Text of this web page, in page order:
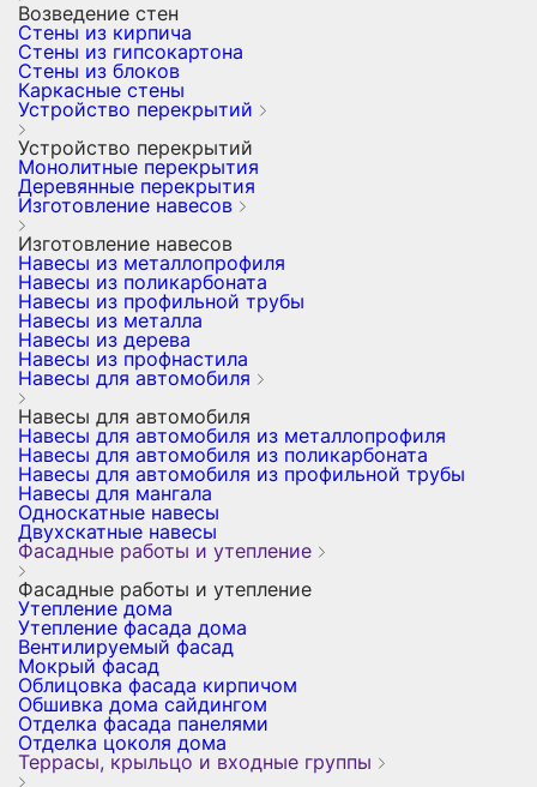
Возведение стен
Стены из кирпича
Стены из гипсокартона
Стены из блоков
Каркасные стены
Устройство перекрытий
Устройство перекрытий
Монолитные перекрытия
Деревянные перекрытия
Изготовление навесов
Изготовление навесов
Навесы из металлопрофиля
Навесы из поликарбоната
Навесы из профильной трубы
Навесы из металла
Навесы из дерева
Навесы из профнастила
Навесы для автомобиля
Навесы для автомобиля
Навесы для автомобиля из металлопрофиля
Навесы для автомобиля из поликарбоната
Навесы для автомобиля из профильной трубы
Навесы для мангала
Односкатные навесы
Двухскатные навесы
Фасадные работы и утепление
Фасадные работы и утепление
Утепление дома
Утепление фасада дома
Вентилируемый фасад
Мокрый фасад
Облицовка фасада кирпичом
Обшивка дома сайдингом
Отделка фасада панелями
Отделка цоколя дома
Террасы, крыльцо и входные группы